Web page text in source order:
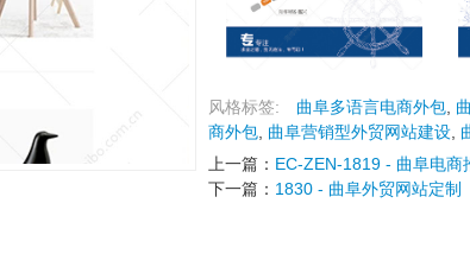
风格标签: 曲阜多语言电商外包
商外包 曲阜营销型外贸网站建设
上一篇： EC-ZEN-1819 - 曲阜电商
下一篇： 1830 - 曲阜外贸网站定制